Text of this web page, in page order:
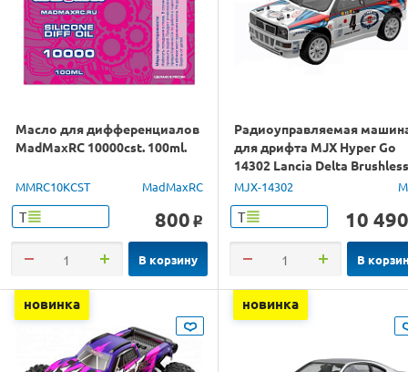
Масло для дифференциалов
MadMaxRC 10000cst. 100ml.
MMRC10KCST MadMaxRC
Т 800 o
В корзину
Радиоуправляемая
для дрифта MJX Hyper Go
14302 Lancia Delta Brushless
4WD 2.4G LED 1/14 RTR
MJX-14302
Т 10 490
В
новинка новинка